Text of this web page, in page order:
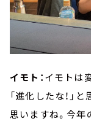
イモト：イモトは
「進化したな！」
思いますね。今